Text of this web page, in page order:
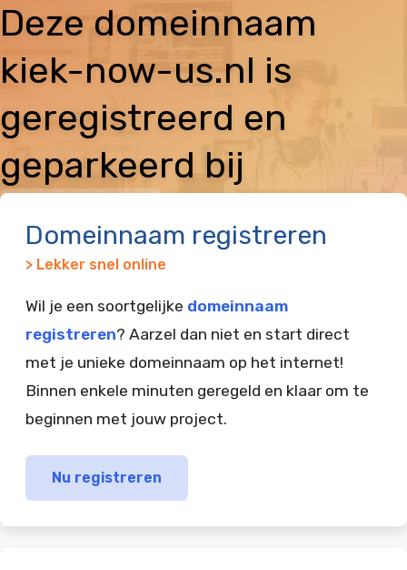
Deze domeinnaam
kiek-now-us.nl is
geregistreerd en
geparkeerd bij
Domeinnaam registreren
> Lekker snel online
Wil je een soortgelijke domeinnaam
registreren? Aarzel dan niet en start direct
met je unieke domeinnaam op het internet!
Binnen enkele minuten geregeld en klaar om te
beginnen met jouw project.
Nu registreren